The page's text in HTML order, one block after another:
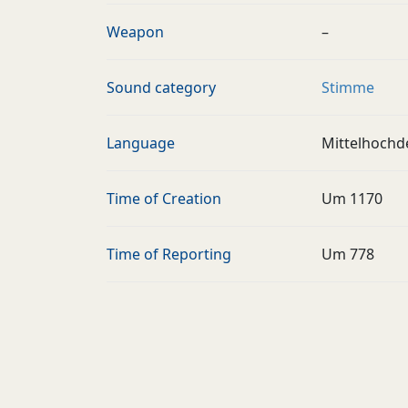
Weapon –
Sound category Stimme
Language
Time of Creation Um 1170
Time of Reporting Um 778